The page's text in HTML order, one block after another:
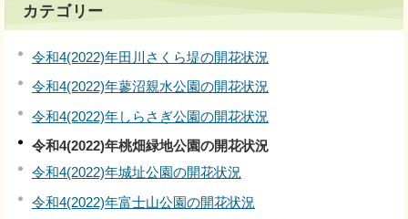
カテゴリー
令和4(2022)年田川さくら堤の開花状況
令和4(2022)年蓼沼親水公園の開花状況
令和4(2022)年しらさぎ公園の開花状況
令和4(2022)年桃畑緑地公園の開花状況
令和4(2022)年城址公園の開花状況
令和4(2022)年富士山公園の開花状況